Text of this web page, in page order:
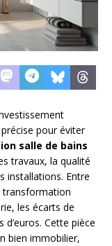
pour éviter
salle de bains
travaux, la qualité
installations. Entre
transformation
les écarts de
Cette pièce
bien immobilier,